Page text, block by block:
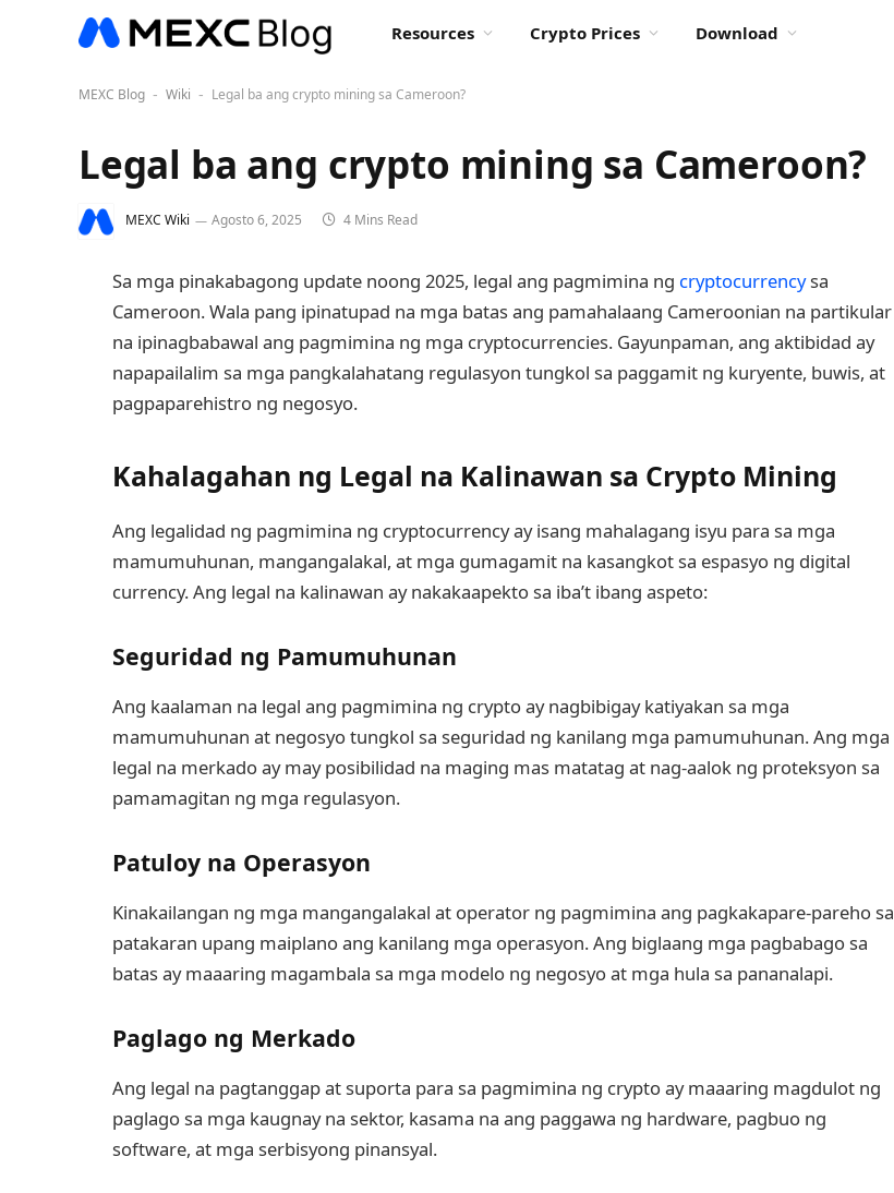
Resources Crypto Prices Download
MEXC Blog - Wiki - Legal ba ang crypto mining sa Cameroon?
Legal ba ang crypto mining sa Cameroon?
MEXC Wiki Agosto 6, 2025 4 Mins Read
Sa mga pinakabagong update noong 2025, legal ang pagmimina ng cryptocurrencysa
Cameroon. Wala pang ipinatupad na mga batas ang pamahalaang Cameroonian na partikular
na ipinagbabawal ang pagmimina ng mga cryptocurrencies. Gayunpaman, ang aktibidad ay
napapailalim sa mga pangkalahatang regulasyon tungkol sa paggamit ng kuryente, buwis, at
pagpaparehistro ng negosyo.
Kahalagahan ng Legal na Kalinawan sa Crypto Mining
Ang legalidad ng pagmimina ng cryptocurrency ay isang mahalagang isyu para sa mga
mamumuhunan, mangangalakal, at mga gumagamit na kasangkot sa espasyo ng digital
currency. Ang legal na kalinawan ay nakakaapekto sa iba’t ibang aspeto:
Seguridad ng Pamumuhunan
Ang kaalaman na legal ang pagmimina ng crypto ay nagbibigay katiyakan sa mga
mamumuhunan at negosyo tungkol sa seguridad ng kanilang mga pamumuhunan. Ang mga
legal na merkado ay may posibilidad na maging mas matatag at nag-aalok ng proteksyon sa
pamamagitan ng mga regulasyon.
Patuloy na Operasyon
Kinakailangan ng mga mangangalakal at operator ng pagmimina ang pagkakapare-pareho sa
patakaran upang maiplano ang kanilang mga operasyon. Ang biglaang mga pagbabago sa
batas ay maaaring magambala sa mga modelo ng negosyo at mga hula sa pananalapi.
Paglago ng Merkado
Ang legal na pagtanggap at suporta para sa pagmimina ng crypto ay maaaring magdulot ng
paglago sa mga kaugnay na sektor, kasama na ang paggawa ng hardware, pagbuo ng
software, at mga serbisyong pinansyal.